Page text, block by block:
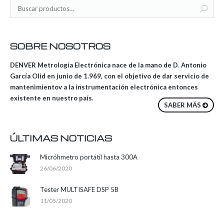
SOBRE NOSOTROS
DENVER Metrología Electrónica nace de la mano de D. Antonio
García Olid en junio de 1.969, con el objetivo de dar servicio de
mantenimientov a la instrumentación electrónica entonces
existente en nuestro país.
SABER MÁS
ÚLTIMAS NOTICIAS
Micróhmetro portátil hasta 300A
26/06/2020
Tester MULTISAFE DSP 5B
11/05/2020